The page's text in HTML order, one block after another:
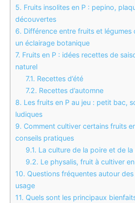
5. Fruits insolites en P : pepino,
découvertes
6. Différence entre fruits et légumes
un éclairage botanique
7. Fruits en P : idées recettes de
naturel
7.1. Recettes d’été
7.2. Recettes d’automne
8. Les fruits en P au jeu : petit bac,
ludiques
9. Comment cultiver certains fruits
conseils pratiques
9.1. La culture de la poire et de la
9.2. Le physalis, fruit à cultiver
10. Questions fréquentes autour
usage
11. Quels sont les principaux